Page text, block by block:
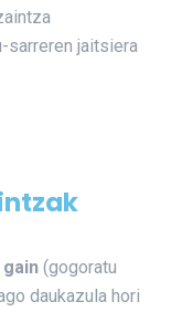
sarreren jaitsiera
(gogoratu
daukazula hori